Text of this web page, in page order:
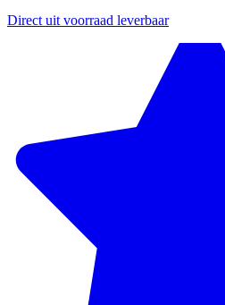
Direct uit voorraad leverbaar